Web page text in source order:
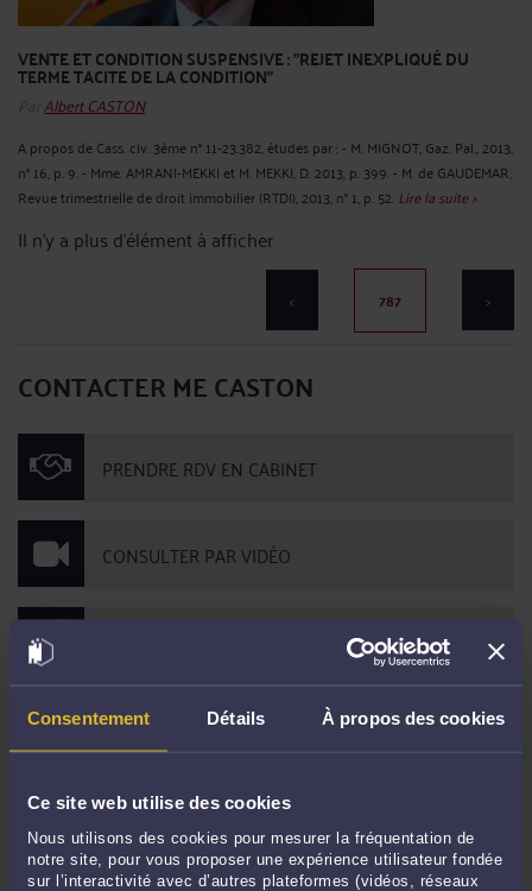
Consentement Détails À propos des cookies
Ce site web utilise des cookies
Nous utilisons des cookies pour mesurer la fréquentation de
notre site, pour vous proposer une expérience utilisateur fondée
sur l’interactivité avec d’autres plateformes (vidéos, réseaux
VENTE ET CONDITION SUSPENSIVE : "REJET INEXPLIQUÉ DU
TERME TACITE DE LA CONDITION"
ParAlbert CASTON
A propos de Cass. civ. 3ème n° 11-23.382, études par : - M. MIGNOT, Gaz. Pal., 2013,
n° 16, p. 9. - Mme. AMRANI-MEKKI et M. MEKKI, D. 2013, p. 399. - M. de GAUDEMAR,
Revue trimestrielle de droit immobilier (RTDI), 2013, n° 1, p. 52. Lire la suite >
Il n'y a plus d'élément à afficher
< 787 >
CONTACTER ME CASTON
PRENDRE RDV EN CABINET
CONSULTER PAR VIDÉO
POSER UNE QUESTION ÉCRITE
Derniers commentaires